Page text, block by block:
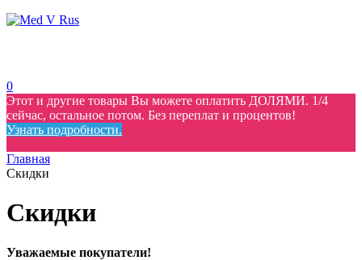
0
Этот и другие товары Вы можете оплатить ДОЛЯМИ. 1/4
сейчас, остальное потом. Без переплат и процентов!
Узнать подробности.
Главная
Скидки
Скидки
Уважаемые покупатели!